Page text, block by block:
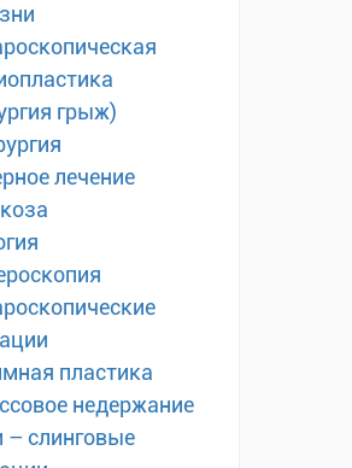
грыж)
лечение
пластика
недержание
– слинговые